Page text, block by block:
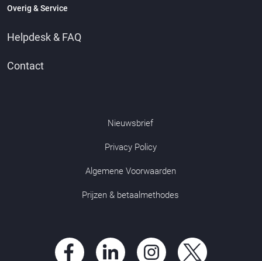
Overig & Service
Helpdesk & FAQ
Contact
Nieuwsbrief
Privacy Policy
Algemene Voorwaarden
Prijzen & betaalmethodes